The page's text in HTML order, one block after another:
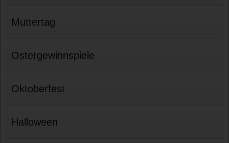
Muttertag
Ostergewinnspiele
Oktoberfest
Halloween